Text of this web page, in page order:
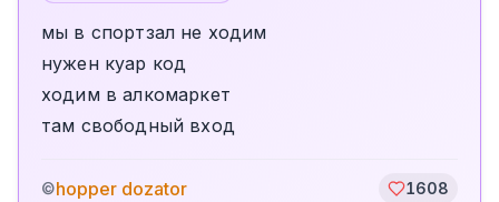
мы в спортзал не ходим
нужен куар код
ходим в алкомаркет
там свободный вход
©hopper dozator 1608